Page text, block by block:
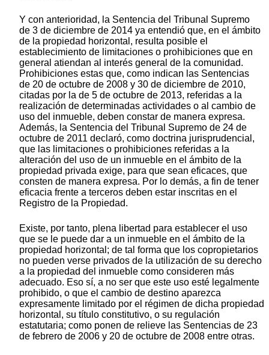
Y con anterioridad, la Sentencia del Tribunal Supremo
de 3 de diciembre de 2014 ya entendió que, en el ámbito
de la propiedad horizontal, resulta posible el
establecimiento de limitaciones o prohibiciones que en
general atiendan al interés general de la comunidad.
Prohibiciones estas que, como indican las Sentencias
de 20 de octubre de 2008 y 30 de diciembre de 2010,
citadas por la de 5 de octubre de 2013, referidas a la
realización de determinadas actividades o al cambio de
uso del inmueble, deben constar de manera expresa.
Además, la Sentencia del Tribunal Supremo de 24 de
octubre de 2011 declaró, como doctrina jurisprudencial,
que las limitaciones o prohibiciones referidas a la
alteración del uso de un inmueble en el ámbito de la
propiedad privada exige, para que sean eficaces, que
consten de manera expresa. Por lo demás, a fin de tener
eficacia frente a terceros deben estar inscritas en el
Registro de la Propiedad.
Existe, por tanto, plena libertad para establecer el uso
que se le puede dar a un inmueble en el ámbito de la
propiedad horizontal; de tal forma que los copropietarios
no pueden verse privados de la utilización de su derecho
a la propiedad del inmueble como consideren más
adecuado. Eso sí, a no ser que este uso esté legalmente
prohibido, o que el cambio de destino aparezca
expresamente limitado por el régimen de dicha propiedad
horizontal, su título constitutivo, o su regulación
estatutaria; como ponen de relieve las Sentencias de 23
de febrero de 2006 y 20 de octubre de 2008 entre otras.